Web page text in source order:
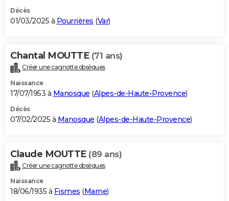
Décès
01/03/2025 à Pourrières (Var)
Chantal MOUTTE (71 ans)
Créer une cagnotte obsèques
Naissance
17/07/1953 à Manosque (Alpes-de-Haute-Provence)
Décès
07/02/2025 à Manosque (Alpes-de-Haute-Provence)
Claude MOUTTE (89 ans)
Créer une cagnotte obsèques
Naissance
18/06/1935 à Fismes (Marne)